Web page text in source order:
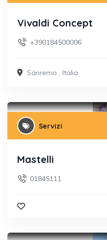
Vivaldi Concept
+390184500006
Sanremo , Italia
Servizi
Mastelli
01845111